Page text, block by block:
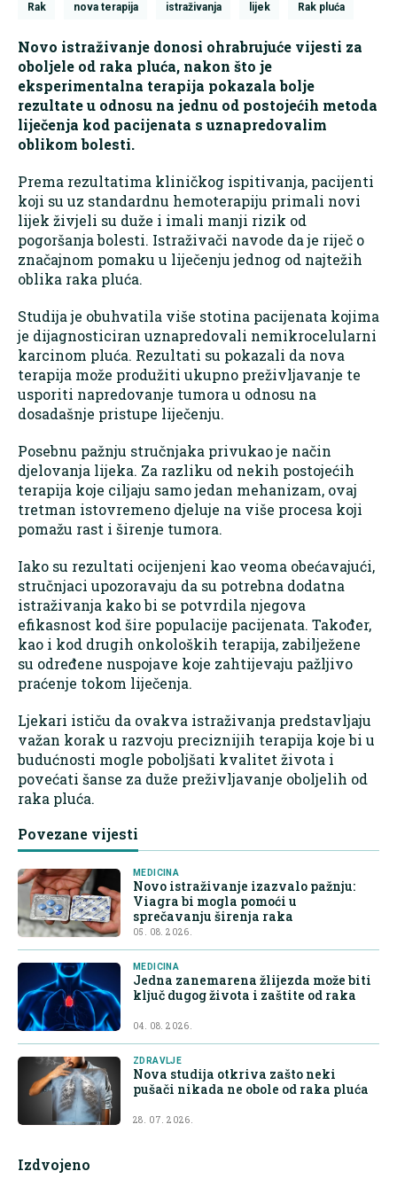
Rak nova terapija istraživanja lijek Rak pluća
Novo istraživanje donosi ohrabrujuće vijesti za
oboljele od raka pluća, nakon što je
eksperimentalna terapija pokazala bolje
rezultate u odnosu na jednu od postojećih metoda
liječenja kod pacijenata s uznapredovalim
oblikom bolesti.
Prema rezultatima kliničkog ispitivanja, pacijenti
koji su uz standardnu hemoterapiju primali novi
lijek živjeli su duže i imali manji rizik od
pogoršanja bolesti. Istraživači navode da je riječ o
značajnom pomaku u liječenju jednog od najtežih
oblika raka pluća.
Studija je obuhvatila više stotina pacijenata kojima
je dijagnosticiran uznapredovali nemikrocelularni
karcinom pluća. Rezultati su pokazali da nova
terapija može produžiti ukupno preživljavanje te
usporiti napredovanje tumora u odnosu na
dosadašnje pristupe liječenju.
Posebnu pažnju stručnjaka privukao je način
djelovanja lijeka. Za razliku od nekih postojećih
terapija koje ciljaju samo jedan mehanizam, ovaj
tretman istovremeno djeluje na više procesa koji
pomažu rast i širenje tumora.
Iako su rezultati ocijenjeni kao veoma obećavajući,
stručnjaci upozoravaju da su potrebna dodatna
istraživanja kako bi se potvrdila njegova
efikasnost kod šire populacije pacijenata. Također,
kao i kod drugih onkoloških terapija, zabilježene
su određene nuspojave koje zahtijevaju pažljivo
praćenje tokom liječenja.
Ljekari ističu da ovakva istraživanja predstavljaju
važan korak u razvoju preciznijih terapija koje bi u
budućnosti mogle poboljšati kvalitet života i
povećati šanse za duže preživljavanje oboljelih od
raka pluća.
Povezane vijesti
MEDICINA
Novo istraživanje izazvalo pažnju:
Viagra bi mogla pomoći u
sprečavanju širenja raka
05. 08. 2026.
MEDICINA
Jedna zanemarena žlijezda može biti
ključ dugog života i zaštite od raka
04. 08. 2026.
ZDRAVLJE
Nova studija otkriva zašto neki
pušači nikada ne obole od raka pluća
28. 07. 2026.
Izdvojeno